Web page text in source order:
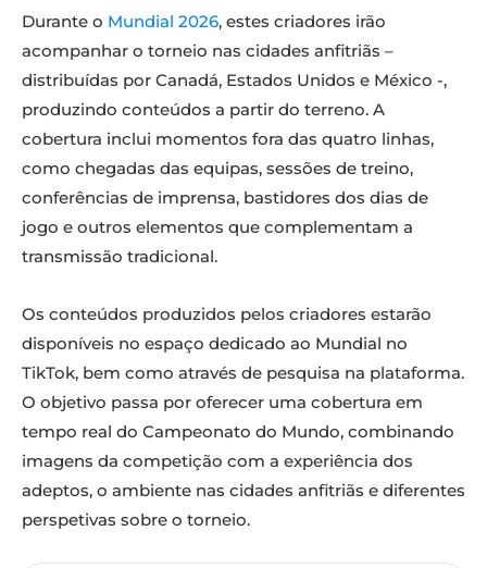
Durante o Mundial 2026, estes criadores irão
acompanhar o torneio nas cidades anfitriãs –
distribuídas por Canadá, Estados Unidos e México -,
produzindo conteúdos a partir do terreno. A
cobertura inclui momentos fora das quatro linhas,
como chegadas das equipas, sessões de treino,
conferências de imprensa, bastidores dos dias de
jogo e outros elementos que complementam a
transmissão tradicional.
Os conteúdos produzidos pelos criadores estarão
disponíveis no espaço dedicado ao Mundial no
TikTok, bem como através de pesquisa na plataforma.
O objetivo passa por oferecer uma cobertura em
tempo real do Campeonato do Mundo, combinando
imagens da competição com a experiência dos
adeptos, o ambiente nas cidades anfitriãs e diferentes
perspetivas sobre o torneio.